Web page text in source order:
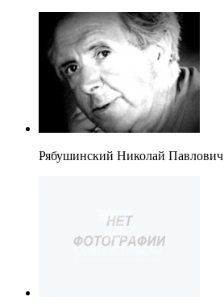
Рябушинский Николай Павлович